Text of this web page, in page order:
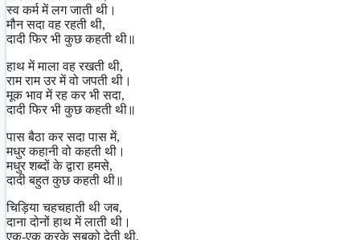
स्व कर्म में लग जाती थी।
मौन सदा वह रहती थी,
दादी फिर भी कुछ कहती थी॥
हाथ में माला वह रखती थी,
राम राम उर में वो जपती थी।
मूक भाव में रह कर भी सदा,
दादी फिर भी कुछ कहती थी॥
पास बैठा कर सदा पास में,
मधुर कहानी वो कहती थी।
मधुर शब्दों के द्वारा हमसे,
दादी बहुत कुछ कहती थी॥
चिड़िया चहचहाती थी जब,
दाना दोनों हाथ में लाती थी।
एक-एक करके सबको देती थी,